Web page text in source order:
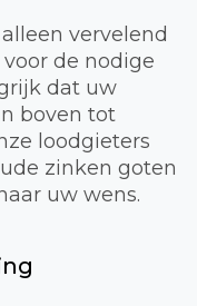
vervelend
de nodige
dat uw
boven tot
loodgieters
zinken goten
uw wens.